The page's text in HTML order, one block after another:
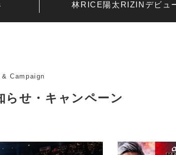
林RICE陽太RIZINデビュ
& Campaign
らせ・キャンペーン